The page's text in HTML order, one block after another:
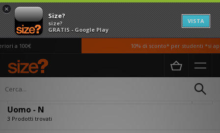
×
Size?
size?
GRATIS - Google Play
VISTA
a 100€ 10% di sconto* per studenti *si
Home Uomo
Uomo - N
3 Prodotti trovati